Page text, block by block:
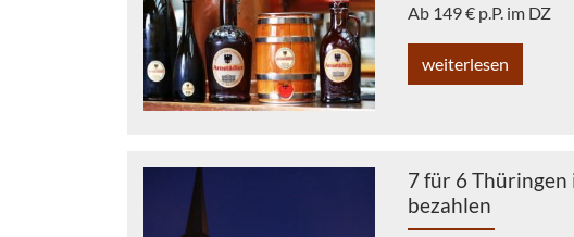
Ab 149 € p.P. im DZ
weiterlesen
7 für 6 Thüringen
bezahlen